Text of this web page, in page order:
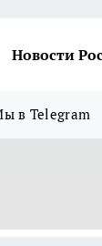
Новости
в Telegram